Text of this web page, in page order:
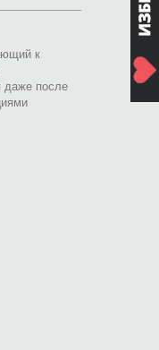
к
даже после